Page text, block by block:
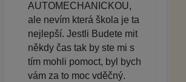
AUTOMECHANICKOU,
ale nevím která škola je ta
nejlepší. Jestli Budete mit
někdy čas tak by ste mi s
tím mohli pomoct, byl bych
vám za to moc vděčný.